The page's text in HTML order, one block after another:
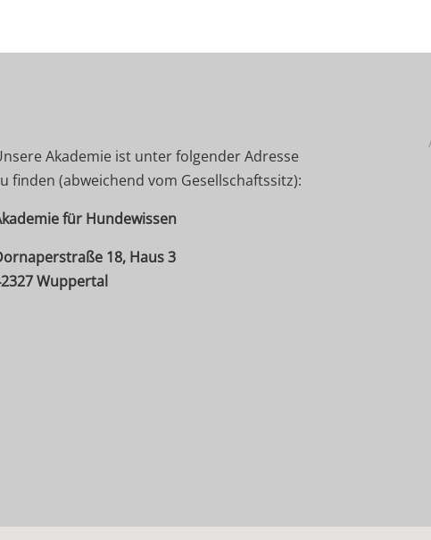
Akademie ist unter folgender Adresse
finden (abweichend vom Gesellschaftssitz):
für Hundewissen
18, Haus 3
Wuppertal